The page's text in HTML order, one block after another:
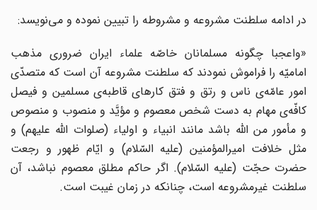
در ادامه سلطنت مشروعه و مشروطه را تبیین نموده و می‌نویسد:
«واعجبا چگونه مسلمانان خاصّه علماء ایران ضروری مذهب
امامیّه را فراموش نمودند که سلطنت مشروعه آن است که متصدّی
امور عامّه‌ی ناس و رتق و فتق کارهای قاطبه‌ی مسلمین و فیصل
کافّه‌ی مهام به دست شخص معصوم و مؤیَّد و منصوب و منصوص
و مأمور من الله باشد مانند انبیاء و اولیاء (صلوات الله علیهم) و
مثل خلافت امیرالمؤمنین (علیه السّلام) و ایّام ظهور و رجعت
حضرت حجّت (علیه السّلام). اگر حاکم مطلق معصوم نباشد، آن
سلطنت غیرمشروعه است، چنانکه در زمان غیبت است.